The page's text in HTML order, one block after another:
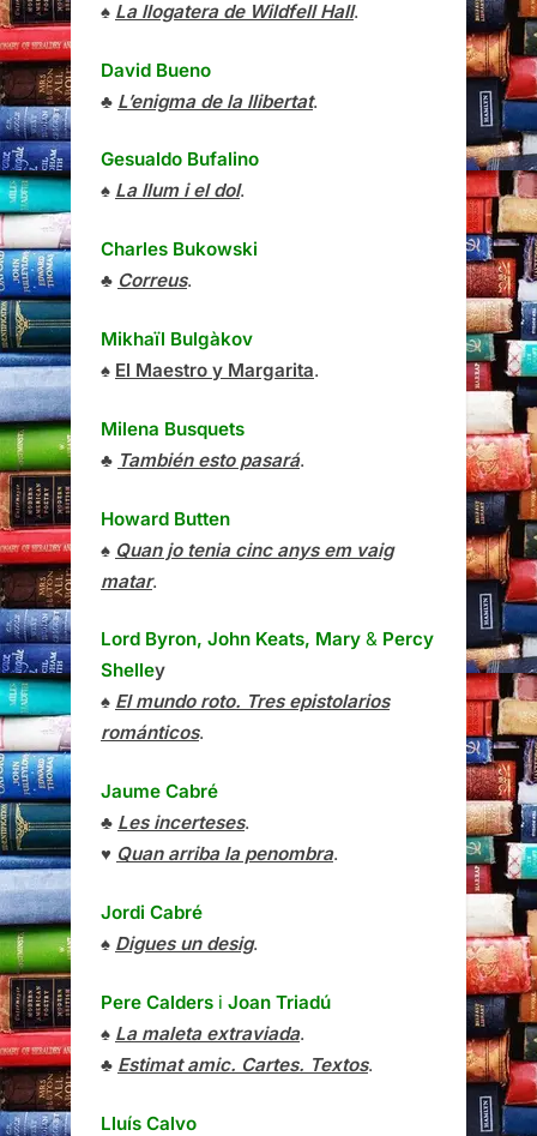
♠ La llogatera de Wildfell Hall.
David Bueno
♣ L’enigma de la llibertat.
Gesualdo Bufalino
♠ La llum i el dol.
Charles Bukowski
♣ Correus.
Mikhaïl Bulgàkov
♠ El Maestro y Margarita.
Milena Busquets
♣ También esto pasará.
Howard Butten
♠ Quan jo tenia cinc anys em vaig
matar.
Lord Byron, John Keats, Mary & Percy
Shelley
♠ El mundo roto. Tres epistolarios
románticos.
Jaume Cabré
♣ Les incerteses.
♥ Quan arriba la penombra.
Jordi Cabré
♠ Digues un desig.
Pere Calders i Joan Triadú
♠ La maleta extraviada.
♣ Estimat amic. Cartes. Textos.
Lluís Calvo